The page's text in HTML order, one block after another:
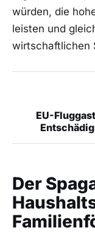
würden, die
leisten und
wirtschaftlichen
EU-
Der